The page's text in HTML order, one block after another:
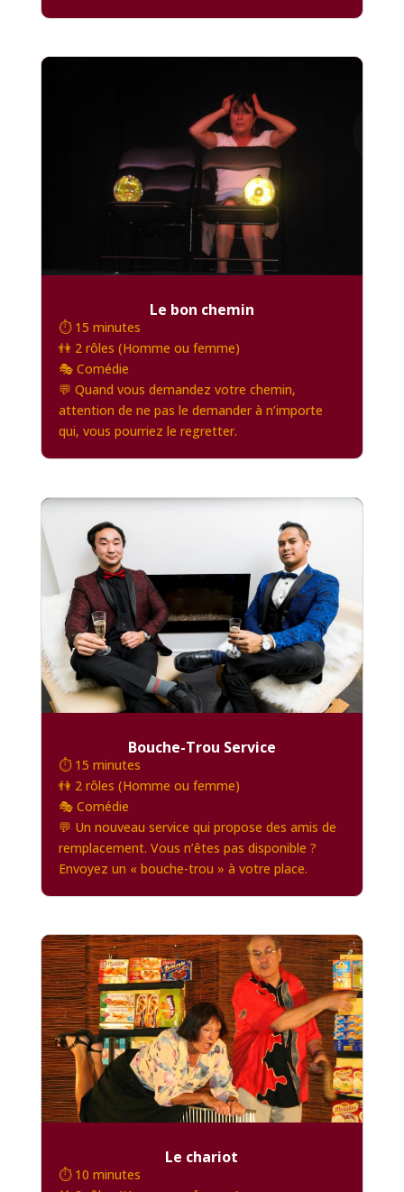
Le bon chemin
⏱️ 15 minutes
👫 2 rôles (Homme ou femme)
🎭 Comédie
💬 Quand vous demandez votre chemin,
attention de ne pas le demander à n’importe
qui, vous pourriez le regretter.
Bouche-Trou Service
⏱️ 15 minutes
👫 2 rôles (Homme ou femme)
🎭 Comédie
💬 Un nouveau service qui propose des amis de
remplacement. Vous n’êtes pas disponible ?
Envoyez un « bouche-trou » à votre place.
Le chariot
⏱️ 10 minutes